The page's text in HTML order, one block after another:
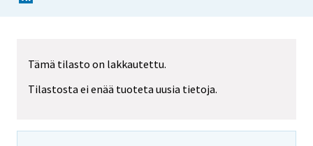
Tämä tilasto on lakkautettu.
Tilastosta ei enää tuoteta uusia tietoja.